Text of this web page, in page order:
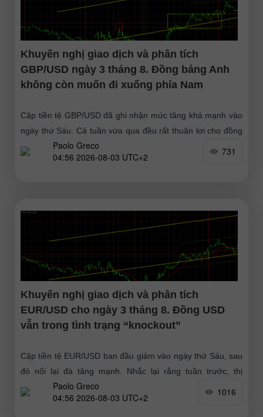
Khuyến nghị giao dịch và phân tích
GBP/USD ngày 3 tháng 8. Đồng bảng Anh
không còn muốn đi xuống phía Nam
Cặp tiền tệ GBP/USD đã ghi nhận mức tăng khá mạnh vào
ngày thứ Sáu. Cả tuần vừa qua đều rất thuận lợi cho đồng
tiền chung châu
Paolo Greco
04:56 2026-08-03 UTC+2
731
Khuyến nghị giao dịch và phân tích
EUR/USD cho ngày 3 tháng 8. Đồng USD
vẫn trong tình trạng “knockout”
Cặp tiền tệ EUR/USD ban đầu giảm vào ngày thứ Sáu, sau
đó nối lại đà tăng mạnh. Nhắc lại rằng tuần trước, thị
trường cuối cùng cũng
Paolo Greco
04:56 2026-08-03 UTC+2
1016